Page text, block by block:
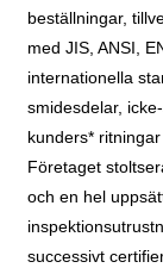
beställningar,
med JIS, ANSI,
internationella
smidesdelar,
kunders*
Företaget
och en hel
successivt